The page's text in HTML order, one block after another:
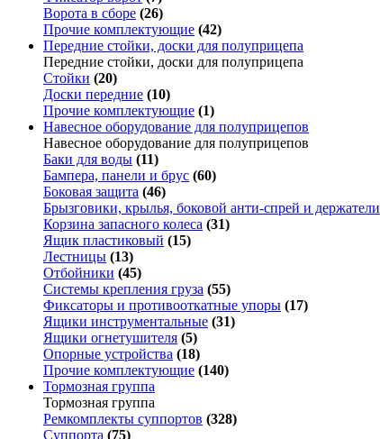
Ворота в сборе (26)
Прочие комплектующие (42)
Передние стойки, доски для полуприцепа
Передние стойки, доски для полуприцепа
Стойки (20)
Доски передние (10)
Прочие комплектующие (1)
Навесное оборудование для полуприцепов
Навесное оборудование для полуприцепов
Баки для воды (11)
Бампера, панели и брус (60)
Боковая защита (46)
Брызговики, крылья, боковой анти-спрей и держатели
Корзина запасного колеса (31)
Ящик пластиковый (15)
Лестницы (13)
Отбойники (45)
Системы крепления груза (55)
Фиксаторы и противооткатные упоры (17)
Ящики инструментальные (31)
Ящики огнетушителя (5)
Опорные устройства (18)
Прочие комплектующие (140)
Тормозная группа
Тормозная группа
Ремкомплекты суппортов (328)
Суппорта (75)